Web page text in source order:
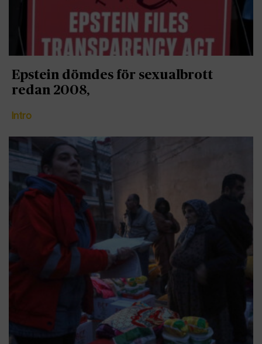
Epstein dömdes för sexualbrott
redan 2008,
Intro